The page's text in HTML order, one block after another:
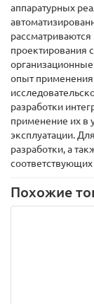
аппаратурных
проектирования
опыт
разработки
применение их в
эксплуатации.
разработки, а
Похожие